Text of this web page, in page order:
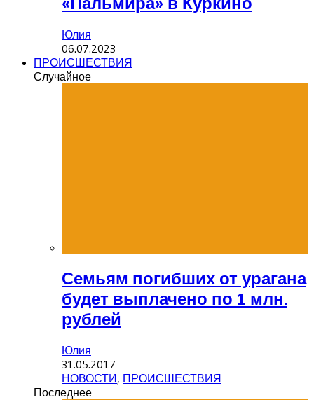
Юлия
06.07.2023
ПРОИСШЕСТВИЯ
Случайное
Семьям погибших от урагана
будет выплачено по 1 млн.
рублей
Юлия
31.05.2017
НОВОСТИ, ПРОИСШЕСТВИЯ
Последнее